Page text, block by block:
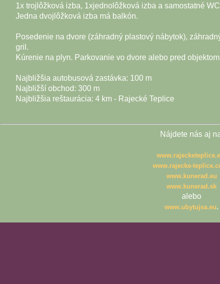
1x trojlôžková izba, 1xjednolôžková izba a samostatné
Jedna dvojlôžková izba má balkón.
Posedenie na dvore (záhradný plastový nábytok),
gril.
Kúrenie na plyn. Parkovanie vo dvore alebo pred
Najbližšia autobusová zastávka: 100 m
Najbližší obchod: 300 m
Najbližšia reštaurácia: 4 km - Rajecké Teplice
Nájdete nás aj
www.rajecke-
www.kunerad.eu
www.kunerad.sk
alebo
www.ubytujsa.eu.